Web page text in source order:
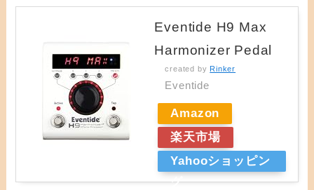
Eventide H9 Max
Harmonizer Pedal
created by Rinker
Eventide
Amazon
楽天市場
Yahooショッピン
グ